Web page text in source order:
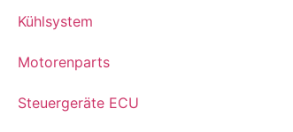
Kühlsystem
Motorenparts
Steuergeräte ECU